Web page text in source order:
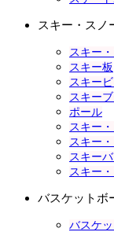
スキー・スノ
スキー
スキー板
スキー
スキー
ポール
スキー
スキー
スキー
スキー
バスケットボ
バスケ